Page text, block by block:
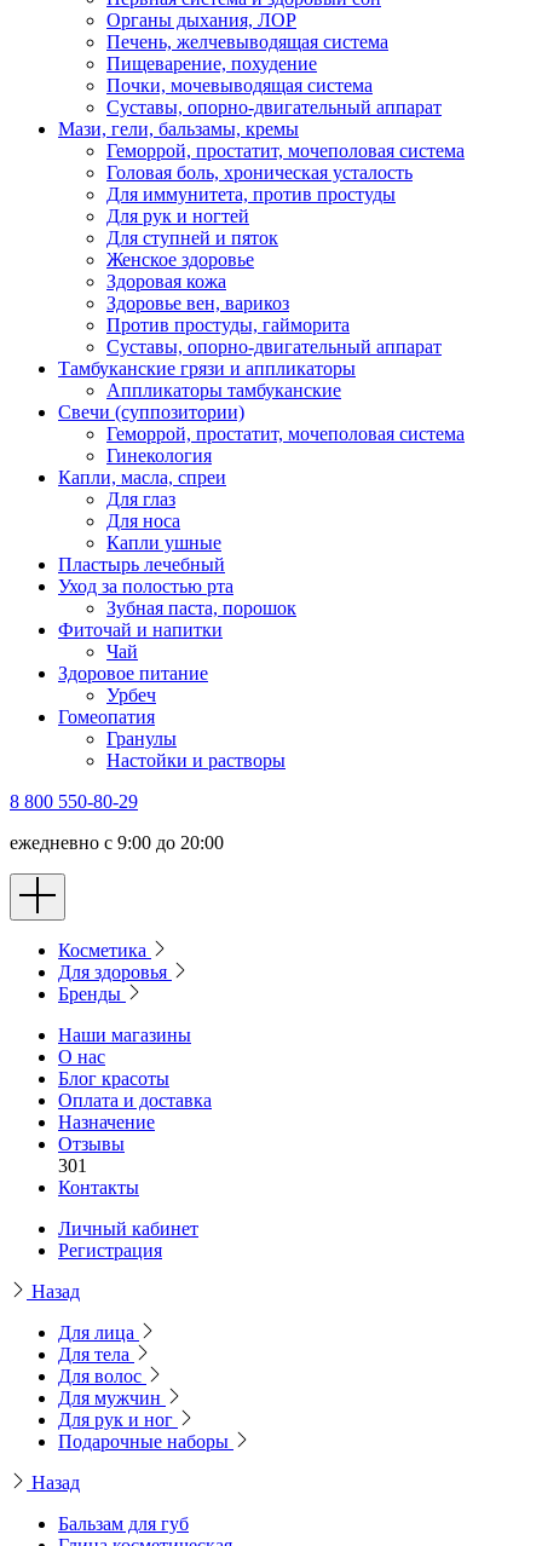
Органы дыхания, ЛОР
Печень, желчевыводящая система
Пищеварение, похудение
Почки, мочевыводящая система
Суставы, опорно-двигательный аппарат
Мази, гели, бальзамы, кремы
Геморрой, простатит, мочеполовая система
Головая боль, хроническая усталость
Для иммунитета, против простуды
Для рук и ногтей
Для ступней и пяток
Женское здоровье
Здоровая кожа
Здоровье вен, варикоз
Против простуды, гайморита
Суставы, опорно-двигательный аппарат
Тамбуканские грязи и аппликаторы
Аппликаторы тамбуканские
Свечи (суппозитории)
Геморрой, простатит, мочеполовая система
Гинекология
Капли, масла, спреи
Для глаз
Для носа
Капли ушные
Пластырь лечебный
Уход за полостью рта
Зубная паста, порошок
Фиточай и напитки
Чай
Здоровое питание
Урбеч
Гомеопатия
Гранулы
Настойки и растворы
8 800 550-80-29
ежедневно с 9:00 до 20:00
Косметика
Для здоровья
Бренды
Наши магазины
О нас
Блог красоты
Оплата и доставка
Назначение
Отзывы
301
Контакты
Личный кабинет
Регистрация
Назад
Для лица
Для тела
Для волос
Для мужчин
Для рук и ног
Подарочные наборы
Назад
Бальзам для губ